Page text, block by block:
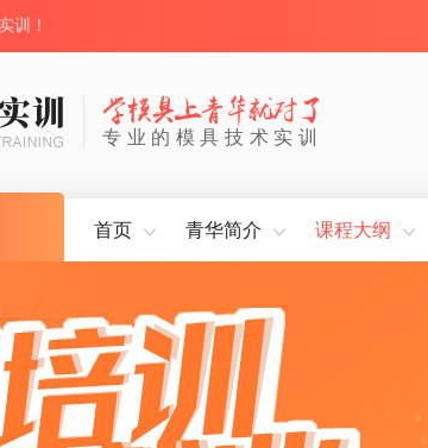
训！
专业的模具技术实训
首页 青华简介 课程大纲